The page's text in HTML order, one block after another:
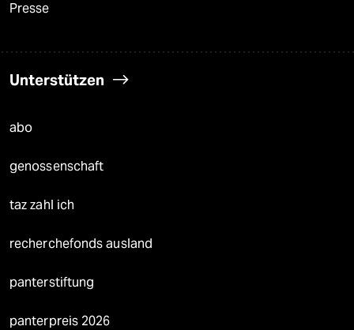
Presse
Unterstützen
abo
genossenschaft
taz zahl ich
recherchefonds ausland
panterstiftung
panterpreis 2026